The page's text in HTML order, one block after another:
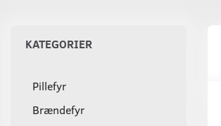
KATEGORIER
Pillefyr
Brændefyr